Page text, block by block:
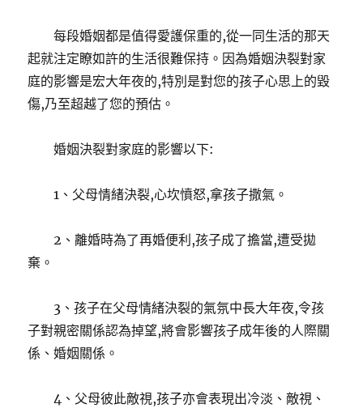
每段婚姻都是值得愛護保重的,從一同生活的那天
起就注定瞭如許的生活很難保持。因為婚姻決裂對家
庭的影響是宏大年夜的,特別是對您的孩子心思上的毀
傷,乃至超越了您的預估。
婚姻決裂對家庭的影響以下:
1、父母情緒決裂,心坎憤怒,拿孩子撒氣。
2、離婚時為了再婚便利,孩子成了擔當,遭受拋
棄。
3、孩子在父母情緒決裂的氣氛中長大年夜,令孩
子對親密關係認為掉望,將會影響孩子成年後的人際關
係、婚姻關係。
4、父母彼此敵視,孩子亦會表現出冷淡、敵視、